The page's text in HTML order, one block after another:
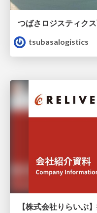
つばさロジスティク
tsubasalogistics
【株式会社りらいぶ